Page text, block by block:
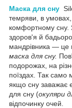
Маска для сну
темряви, в умовах,
комфортному сну.
здоров'я й
мандрівника — це
маска для сну.
подорожах, на
поїздах. Так само
якщо сну заважає
для сну (окуляри
відпочинку очей.